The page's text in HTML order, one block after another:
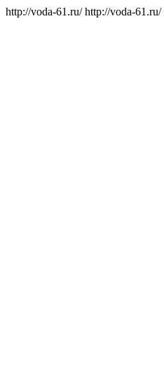
http://voda-61.ru/http://voda-61.ru/